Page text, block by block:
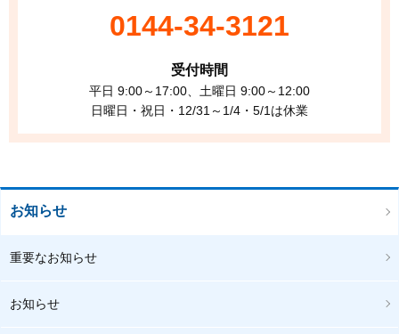
0144-34-3121
受付時間
平日 9:00～17:00、土曜日 9:00～12:00
日曜日・祝日・12/31～1/4・5/1は休業
お知らせ
重要なお知らせ
お知らせ